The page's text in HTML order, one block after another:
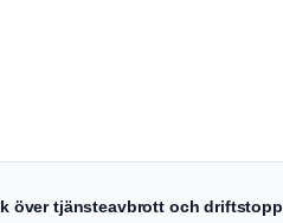
över tjänsteavbrott och driftstopp